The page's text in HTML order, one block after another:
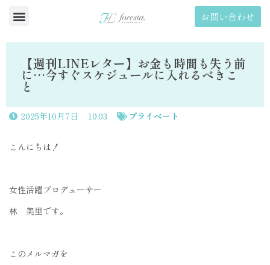
お問い合わせ
【週刊LINEレター】お金も時間も失う前
に…今すぐスケジュールに入れるべきこ
と
2025年10月7日 10:03 プライベート
こんにちは！
女性活躍プロデューサー
林 美里です。
このメルマガを